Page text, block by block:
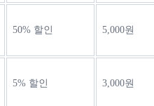
50% 할인 5,000원
5% 할인 3,000원